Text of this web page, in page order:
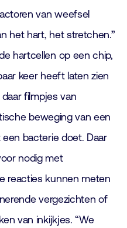
van weefsel
het hart, het stretchen.”
hartcellen op een chip,
keer heeft laten zien
filmpjes van
beweging van een
bacterie doet. Daar
nodig met
reacties kunnen meten
vergezichten of
van inkijkjes. “We